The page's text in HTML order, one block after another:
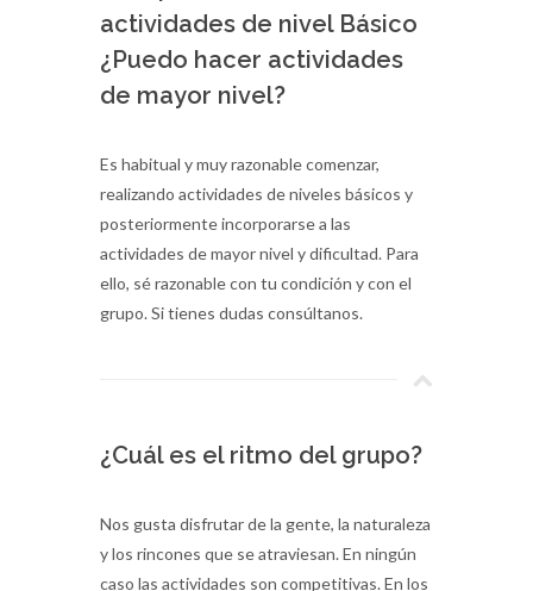
actividades de nivel Básico
¿Puedo hacer actividades
de mayor nivel?
Es habitual y muy razonable comenzar,
realizando actividades de niveles básicos y
posteriormente incorporarse a las
actividades de mayor nivel y dificultad. Para
ello, sé razonable con tu condición y con el
grupo. Si tienes dudas consúltanos.
¿Cuál es el ritmo del grupo?
Nos gusta disfrutar de la gente, la naturaleza
y los rincones que se atraviesan. En ningún
caso las actividades son competitivas. En los